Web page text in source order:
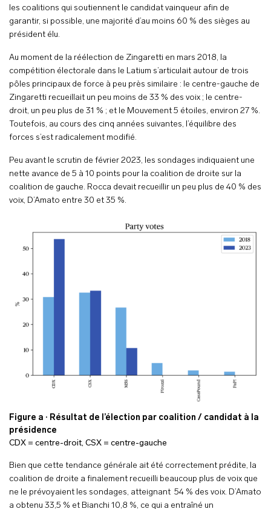
les coalitions qui soutiennent le candidat vainqueur afin de
garantir, si possible, une majorité d’au moins 60 % des sièges au
président élu.
Au moment de la réélection de Zingaretti en mars 2018, la
compétition électorale dans le Latium s’articulait autour de trois
pôles principaux de force à peu près similaire : le centre-gauche de
Zingaretti recueillait un peu moins de 33 % des voix ; le centre-
droit, un peu plus de 31 % ; et le Mouvement 5 étoiles, environ 27 %.
Toutefois, au cours des cinq années suivantes, l’équilibre des
forces s’est radicalement modifié.
Peu avant le scrutin de février 2023, les sondages indiquaient une
nette avance de 5 à 10 points pour la coalition de droite sur la
coalition de gauche. Rocca devait recueillir un peu plus de 40 % des
voix, D’Amato entre 30 et 35 %.
Figure a · Résultat de l’élection par coalition / candidat à la
présidence
CDX = centre-droit, CSX = centre-gauche
Bien que cette tendance générale ait été correctement prédite, la
coalition de droite a finalement recueilli beaucoup plus de voix que
ne le prévoyaient les sondages, atteignant 54 % des voix. D’Amato
a obtenu 33,5 % et Bianchi 10,8 %, ce qui a entraîné un